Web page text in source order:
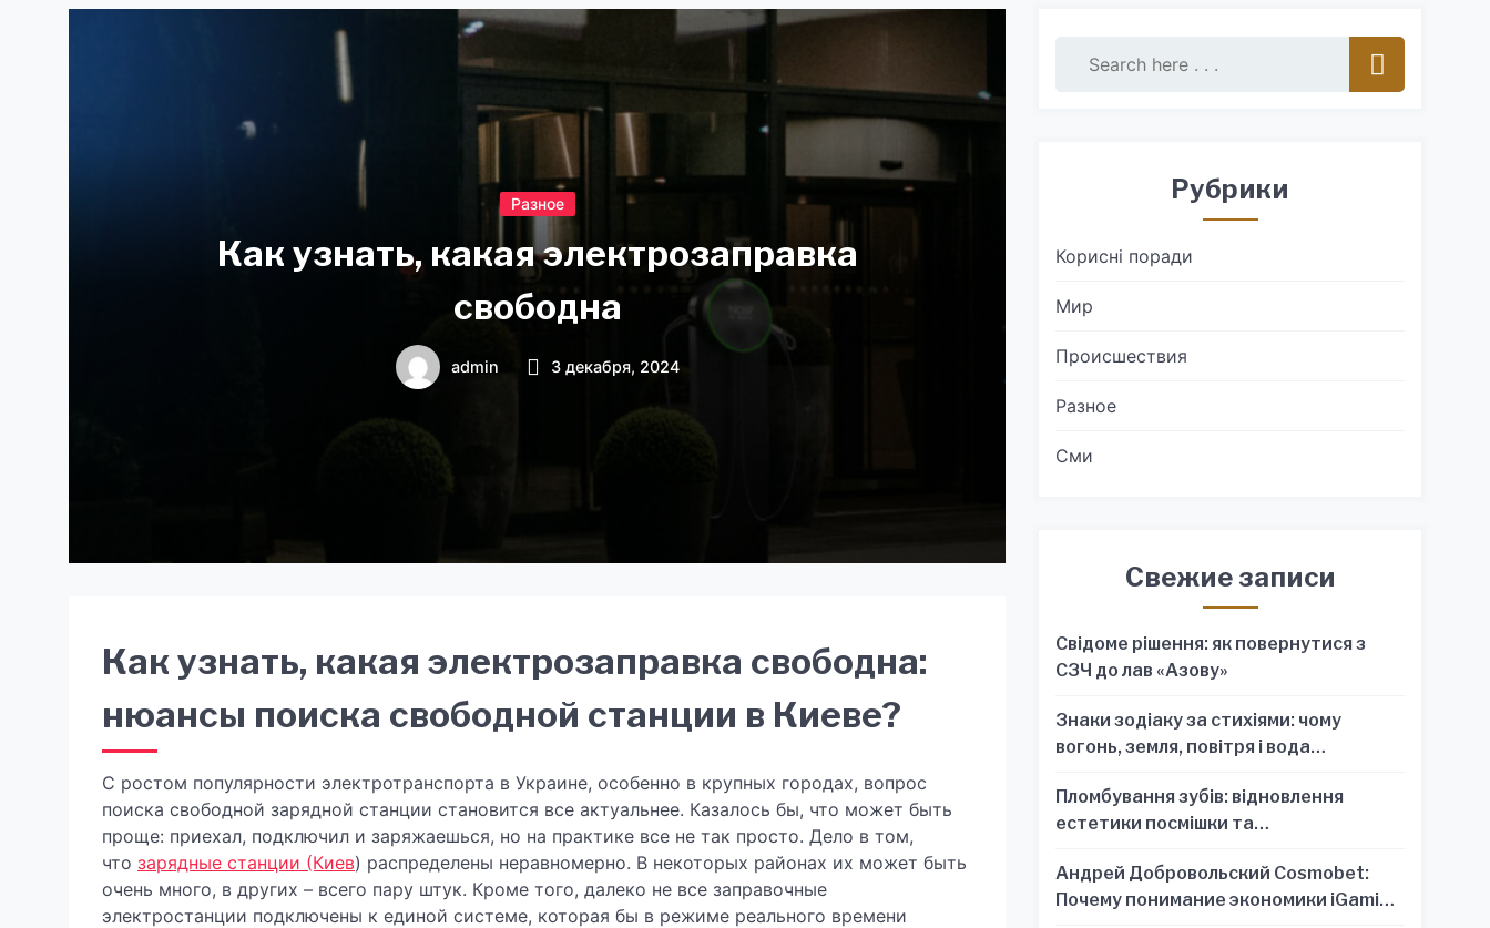
Разное
Как узнать, какая электрозаправка
свободна
admin 3 декабря, 2024
Как узнать, какая электрозаправка свободна:
нюансы поиска свободной станции в Киеве?
С ростом популярности электротранспорта в Украине, особенно в крупных городах, вопрос
поиска свободной зарядной станции становится все актуальнее. Казалось бы, что может быть
проще: приехал, подключил и заряжаешься, но на практике все не так просто. Дело в том,
что зарядные станции (Киев) распределены неравномерно. В некоторых районах их может быть
очень много, в других – всего пару штук. Кроме того, далеко не все заправочные
электростанции подключены к единой системе, которая бы в режиме реального времени
Рубрики
Корисні поради
Мир
Происшествия
Разное
Сми
Свежие записи
Свідоме рішення: як повернутися з
СЗЧ до лав «Азову»
Знаки зодіаку за стихіями: чому
вогонь, земля, повітря і вода
знак
Пломбування зубів: відновлення
естетики посмішки та
Андрей Добровольский Cosmobet:
Почему понимание экономики iGaming